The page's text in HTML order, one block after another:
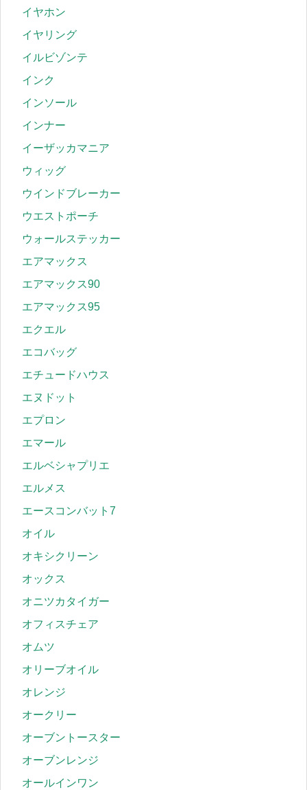
イヤホン
イヤリング
イルビゾンテ
インク
インソール
インナー
イーザッカマニア
ウィッグ
ウインドブレーカー
ウエストポーチ
ウォールステッカー
エアマックス
エアマックス90
エアマックス95
エクエル
エコバッグ
エチュードハウス
エヌドット
エプロン
エマール
エルベシャプリエ
エルメス
エースコンバット7
オイル
オキシクリーン
オックス
オニツカタイガー
オフィスチェア
オムツ
オリーブオイル
オレンジ
オークリー
オーブントースター
オーブンレンジ
オールインワン